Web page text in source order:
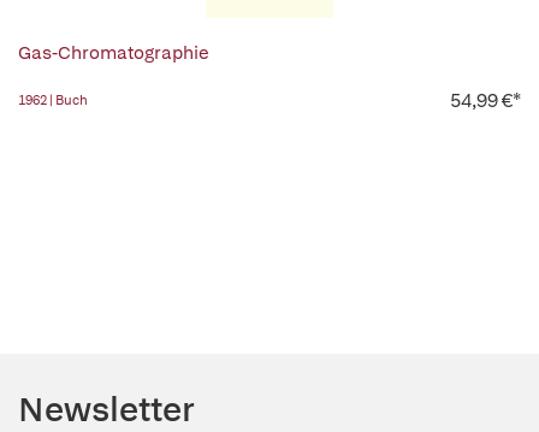
Gas-Chromatographie
1962 | Buch 54,99 €*
Newsletter